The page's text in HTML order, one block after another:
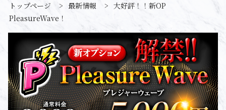
トップページ > 最新情報 > 大好評！！新OP
PleasureWave！